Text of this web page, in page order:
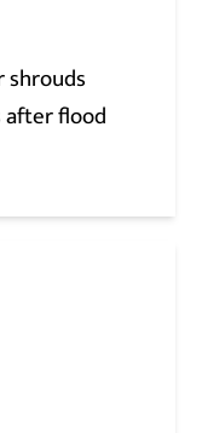
shrouds
after flood